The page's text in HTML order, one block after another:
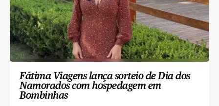
Fátima Viagens lança sorteio de Dia dos
Namorados com hospedagem em
Bombinhas